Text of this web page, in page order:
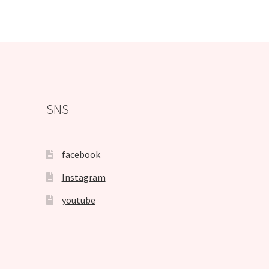
SNS
facebook
Instagram
youtube